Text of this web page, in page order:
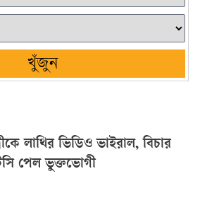
খুঁজুন
লাথির ভিডিও ভাইরাল, বিচার
পেল ভুক্তভোগী